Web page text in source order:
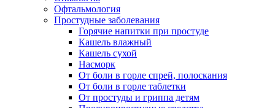
Офтальмология
Простудные заболевания
Горячие напитки при простуде
Кашель влажный
Кашель сухой
Насморк
От боли в горле спрей, полоскания
От боли в горле таблетки
От простуды и гриппа детям